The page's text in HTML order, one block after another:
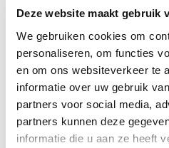
Deze website maakt gebruik
We gebruiken cookies om
personaliseren, om functies
en om ons websiteverkeer te
informatie over uw gebruik
partners voor social media,
partners kunnen deze
informatie die u aan ze heeft